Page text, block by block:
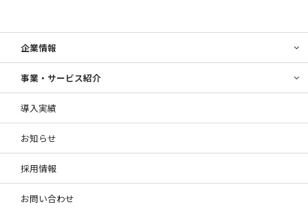
企業情報
事業・サービス紹介
導入実績
お知らせ
採用情報
お問い合わせ